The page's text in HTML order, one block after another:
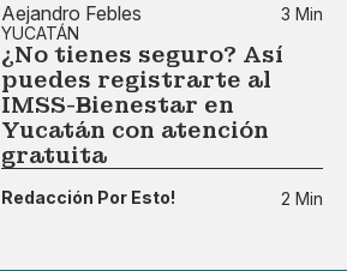
Aejandro Febles
3 Min
YUCATÁN
¿No tienes seguro? Así
puedes registrarte al
IMSS-Bienestar en
Yucatán con atención
gratuita
Redacción Por Esto! 2 Min